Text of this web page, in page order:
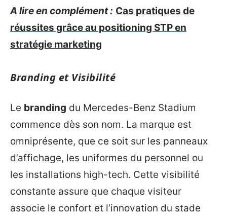
A lire en complément : Cas pratiques de
réussites grâce au positioning STP en
stratégie marketing
Branding et Visibilité
Le branding du Mercedes-Benz Stadium
commence dès son nom. La marque est
omniprésente, que ce soit sur les panneaux
d’affichage, les uniformes du personnel ou
les installations high-tech. Cette visibilité
constante assure que chaque visiteur
associe le confort et l’innovation du stade